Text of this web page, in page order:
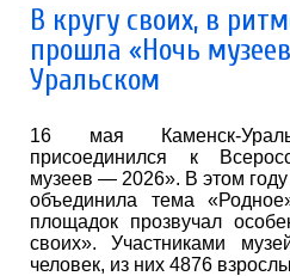
В кругу своих, в
прошла «Ночь
Уральском
16 мая Каменск-
присоединился к
музеев — 2026». В этом
объединила тема
площадок прозвучал
своих». Участниками
человек, из них 4876